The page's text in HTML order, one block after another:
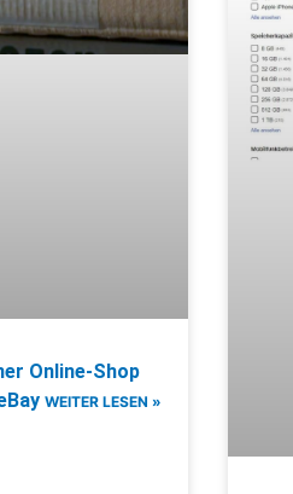
Online-Shop
WEITER LESEN »